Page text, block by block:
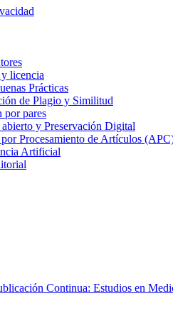
licencia
Prácticas
de Plagio y Similitud
por pares
y Preservación Digital
Procesamiento de Artículos
Artificial
Continua: Estudios en